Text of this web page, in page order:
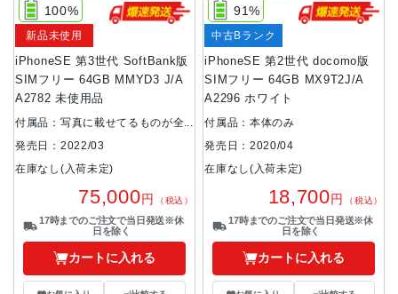
iPhoneSE 第3世代 SoftBank版
SIMフリー 64GB MMYD3 J/A
A2782 未使用品
100%
新品未使用
付属品：写真に載せてるものが全
てです。
発売日：2022/03
在庫なし(入荷未定)
75,000円 （税込）
17時までのご注文で当日発送※休
日を除く
カートに入れる
iPhoneSE 第2世代 docomo版
SIMフリー 64GB MX9T2J/A
A2296 ホワイト
91%
中古Bランク
付属品：本体のみ
発売日：2020/04
在庫なし(入荷未定)
18,700円 （税込）
17時までのご注文で当日発送※休
日を除く
カートに入れる